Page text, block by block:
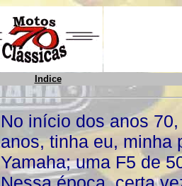
Indice
No início dos anos
anos, tinha eu, minha
Yamaha; uma F5 de